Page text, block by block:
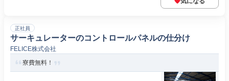
正社員
サーキュレーターのコントロールパネルの仕分け
FELICE株式会社
寮費無料！